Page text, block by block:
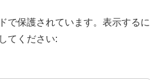
で保護されています。表示するに
てください: